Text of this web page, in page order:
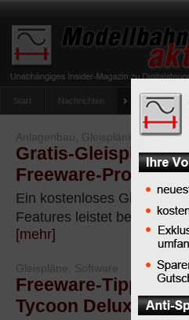
Start Nachrichten Tipps
umfrage-viessmann-multiprotokoll-
Anlagenbau, Gleispläne, Software
Gratis-
Freeware-
Ein kostenloses
Features leistet beste
[mehr]
Gleispläne, Software
Freeware-Tipp:
Tycoon Deluxe